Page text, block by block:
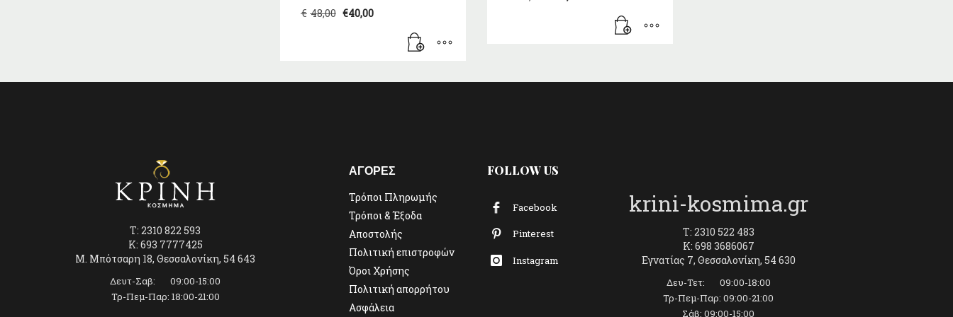
€ 48,00 Original
price
€40,00Η price
T: 2310 822 593
K: 693 7777425
Μ. Μπότσαρη 18, Θεσσαλονίκη, 54 643
Δευτ-Σαβ: 09:00-15:00
Τρ-Πεμ-Παρ: 18:00-21:00
ΑΓΟΡΕΣ
Τρόποι Πληρωμής
Τρόποι & Έξοδα
Αποστολής
Πολιτική επιστροφών
Όροι Χρήσης
Πολιτική απορρήτου
Ασφάλεια
FOLLOW US
Facebook
Pinterest
Instagram
krini-kosmima.gr
T: 2310 522 483
K: 698 3686067
Εγνατίας 7, Θεσσαλονίκη, 54 630
Δευ-Τετ: 09:00-18:00
Τρ-Πεμ-Παρ: 09:00-21:00
Σάβ: 09:00-15:00